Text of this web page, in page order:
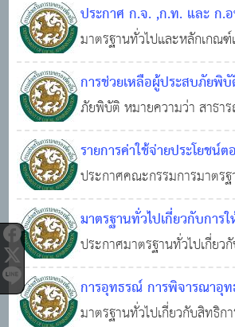
ประกาศ ก.จ. ,ก.ท. และ ก.
24,140
มาตรฐานทั่วไปและหลักเกณ
การประกาศแก้ไขเพิ่มเติม ต
การช่วยเหลือผู้ประสบภัยพิ
ภัยพิบัติ หมายความว่า สาธา
ภัยจากลูกเห็บ ภัยอันเกิดจาก
รายการค่าใช้จ่ายประโยชน์
ประกาศคณะกรรมการมาตร
เงินเดือนประโยชน์ตอบแทน
มาตรฐานทั่วไปเกี่ยวกับกา
ประกาศมาตรฐานทั่วไปเกี่ย
การอุทธรณ์ การพิจารณาอุ
มาตรฐานทั่วไปเกี่ยวกับสิทธิ